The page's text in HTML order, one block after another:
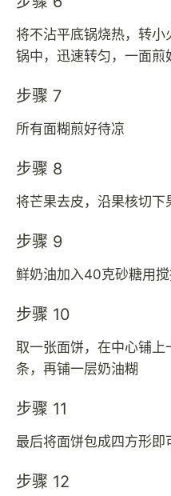
将不沾平底锅烧热，转
锅中，迅速转匀，一面煎
步骤 7
所有面糊煎好待凉
步骤 8
将芒果去皮，沿果核切下
步骤 9
鲜奶油加入40克砂糖用
步骤 10
取一张面饼，在中心铺
条，再铺一层奶油糊
步骤 11
最后将面饼包成四方形即
步骤 12